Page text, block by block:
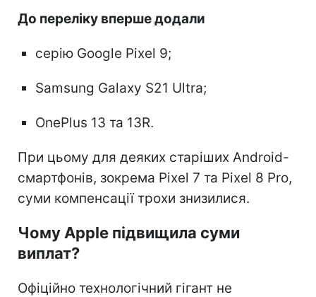
До переліку вперше додали
серію Google Pixel 9;
Samsung Galaxy S21 Ultra;
OnePlus 13 та 13R.
При цьому для деяких старіших Android-
смартфонів, зокрема Pixel 7 та Pixel 8 Pro,
суми компенсації трохи знизилися.
Чому Apple підвищила суми
виплат?
Офіційно технологічний гігант не